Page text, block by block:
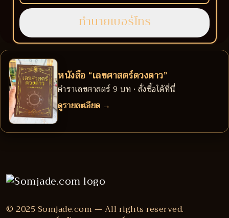
หนังสือ “เลขศาสตร์ดวงดาว”
ตำราเลขศาสตร์ 9 บท • สั่งซื้อได้ที่นี่
ดูรายละเอียด →
© 2025 Somjade.com — All rights reserved.